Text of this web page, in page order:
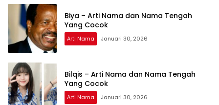
Biya – Arti Nama dan Nama Tengah
Yang Cocok
Arti Nama Januari 30, 2026
Bilqis – Arti Nama dan Nama Tengah
Yang Cocok
Arti Nama Januari 30, 2026